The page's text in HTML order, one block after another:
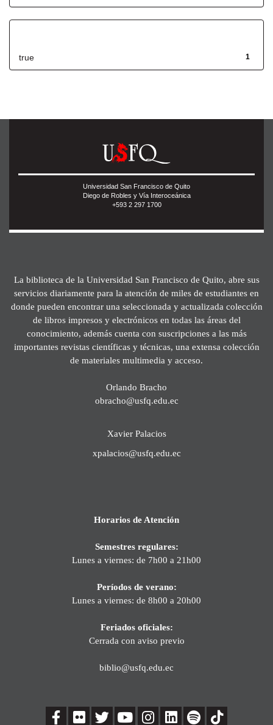
1
true
Universidad San Francisco de Quito
Diego de Robles y Vía Interoceánica
+593 2 297 1700
La biblioteca de la Universidad San Francisco de Quito, abre sus
servicios diariamente para la atención de miles de estudiantes en
donde pueden encontrar una seleccionada y actualizada colección
de libros impresos y electrónicos en todas las áreas del
conocimiento, además cuenta con suscripciones a las más
importantes revistas científicas y técnicas, una extensa colección
de materiales multimedia y acceso.
Orlando Bracho
obracho@usfq.edu.ec
Xavier Palacios
xpalacios@usfq.edu.ec
Horarios de Atención
Semestres regulares:
Lunes a viernes: de 7h00 a 21h00
Períodos de verano:
Lunes a viernes: de 8h00 a 20h00
Feriados oficiales:
Cerrada con aviso previo
biblio@usfq.edu.ec